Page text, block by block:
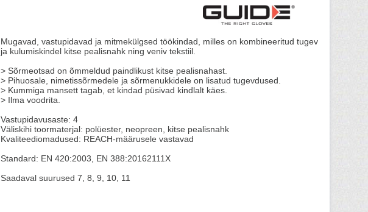
Mugavad, vastupidavad ja mitmekülgsed töökindad, milles on kombineeritud tugev
ja kulumiskindel kitse pealisnahk ning veniv tekstiil.
> Sõrmeotsad on õmmeldud paindlikust kitse pealisnahast.
> Pihuosale, nimetissõrmedele ja sõrmenukkidele on lisatud tugevdused.
> Kummiga mansett tagab, et kindad püsivad kindlalt käes.
> Ilma voodrita.
Vastupidavusaste: 4
Väliskihi toormaterjal: polüester, neopreen, kitse pealisnahk
Kvaliteediomadused: REACH-määrusele vastavad
Standard: EN 420:2003, EN 388:20162111X
Saadaval suurused 7, 8, 9, 10, 11